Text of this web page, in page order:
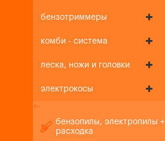
бензотриммеры
комби - система
леска, ножи и головки
электрокосы
+-
бензопилы, электропилы +
расходка